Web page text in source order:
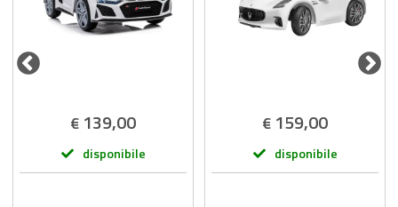
€ 139,00
disponibile
€ 159,00
disponibile